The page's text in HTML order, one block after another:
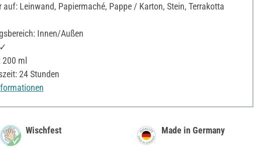
auf: Leinwand, Papiermaché, Pappe / Karton, Stein, Terrakotta
Innen/Außen
200 ml
24 Stunden
Wischfest Made in Germany